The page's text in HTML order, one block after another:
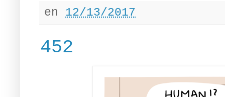
en 12/13/2017
452